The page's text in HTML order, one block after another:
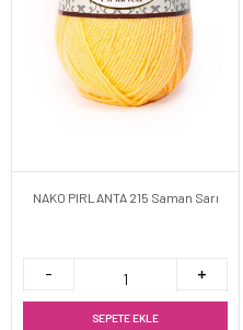
NAKO PIRLANTA 215 Saman Sarı
SEPETE EKLE